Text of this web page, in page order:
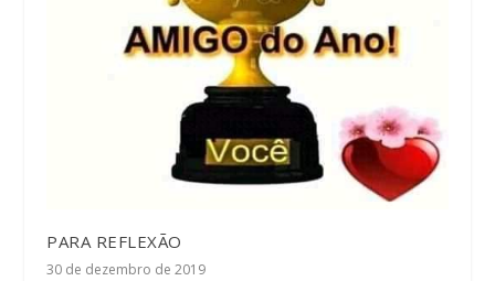
PARA REFLEXÃO
30 de dezembro de 2019